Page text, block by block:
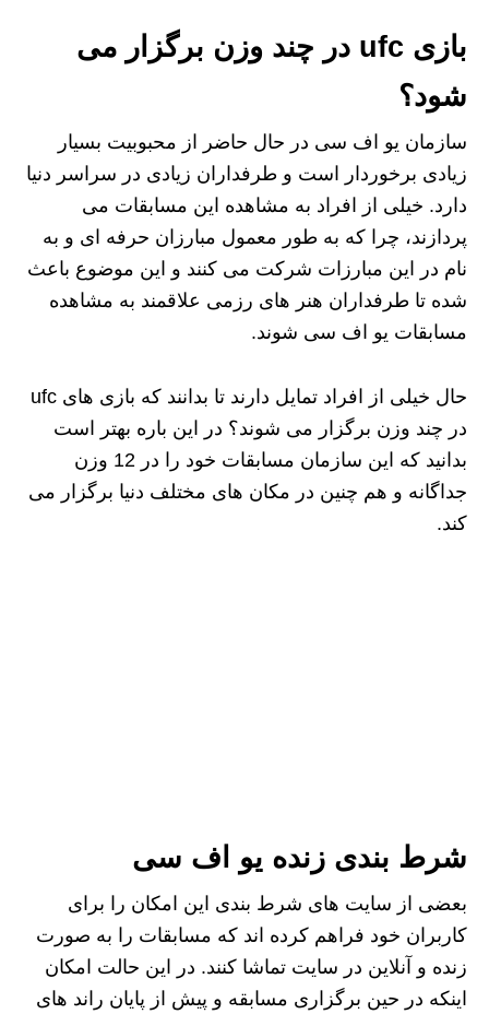
بازی ufc در چند وزن برگزار می
شود؟
سازمان یو اف سی در حال حاضر از محبوبیت بسیار
زیادی برخوردار است و طرفداران زیادی در سراسر دنیا
دارد. خیلی از افراد به مشاهده این مسابقات می‌
پردازند، چرا که به طور معمول مبارزان حرفه‌ ای و به
نام در این مبارزات شرکت می‌ کنند و این موضوع باعث
شده تا طرفداران هنر های رزمی علاقمند به مشاهده
مسابقات یو اف سی شوند.
حال خیلی از افراد تمایل دارند تا بدانند که بازی‌ های ufc
در چند وزن برگزار می‌ شوند؟ در این باره بهتر است
بدانید که این سازمان مسابقات خود را در 12 وزن
جداگانه و هم چنین در مکان‌ های مختلف دنیا برگزار می‌
کند.
شرط بندی زنده یو اف سی
بعضی از سایت های شرط بندی این امکان را برای
کاربران خود فراهم کرده اند که مسابقات را به صورت
زنده و آنلاین در سایت تماشا کنند. در این حالت امکان
اینکه در حین برگزاری مسابقه و پیش از پایان راند های